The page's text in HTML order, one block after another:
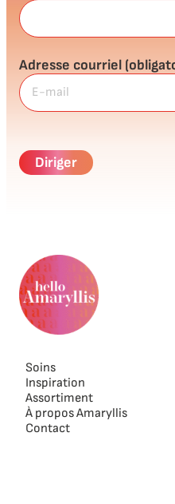
Adresse courriel
Soins
Inspiration
Assortiment
À propos Amaryllis
Contact